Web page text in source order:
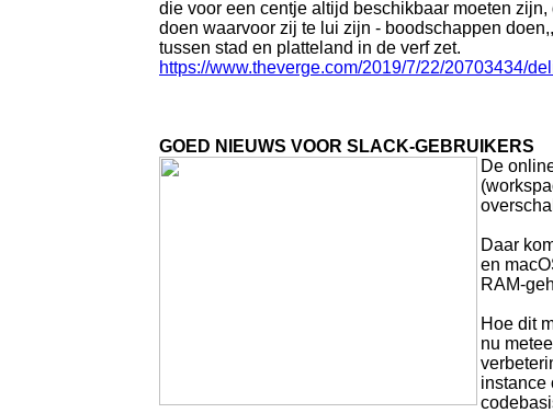
die voor een centje altijd beschikbaar moeten
doen waarvoor zij te lui zijn - boodschappen
tussen stad en platteland in de verf zet.
https://www.theverge.com/2019/7/22/20703434/
GOED NIEUWS VOOR SLACK-GEBRUIKERS
De
Daar
en
RAM-
Hoe dit
nu
instance